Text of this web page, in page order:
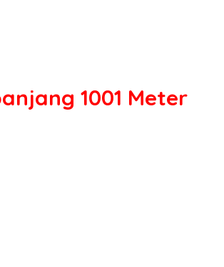
1001 Meter